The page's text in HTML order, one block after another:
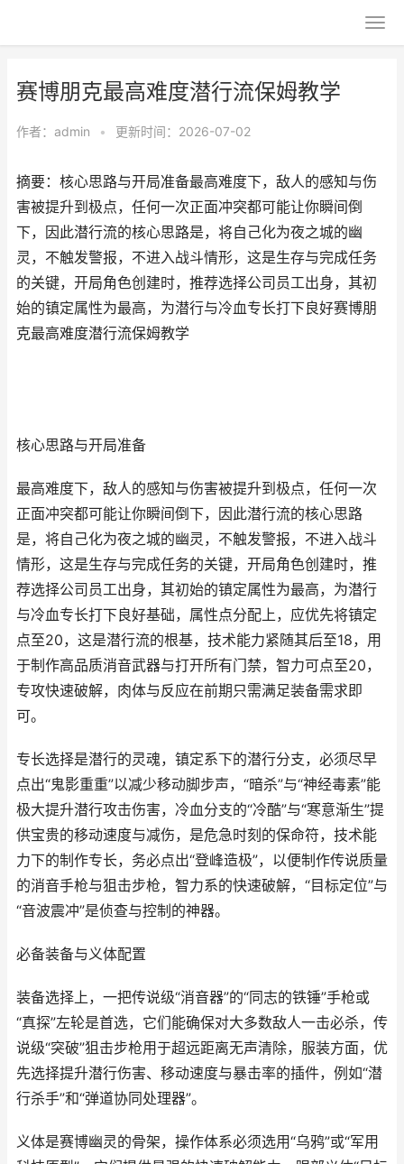
赛博朋克最高难度潜行流保姆教学
作者： admin • 更新时间：2026-07-02
摘要：核心思路与开局准备最高难度下，敌人的感知与伤
害被提升到极点，任何一次正面冲突都可能让你瞬间倒
下，因此潜行流的核心思路是，将自己化为夜之城的幽
灵，不触发警报，不进入战斗情形，这是生存与完成任务
的关键，开局角色创建时，推荐选择公司员工出身，其初
始的镇定属性为最高，为潜行与冷血专长打下良好赛博朋
克最高难度潜行流保姆教学
核心思路与开局准备
最高难度下，敌人的感知与伤害被提升到极点，任何一次
正面冲突都可能让你瞬间倒下，因此潜行流的核心思路
是，将自己化为夜之城的幽灵，不触发警报，不进入战斗
情形，这是生存与完成任务的关键，开局角色创建时，推
荐选择公司员工出身，其初始的镇定属性为最高，为潜行
与冷血专长打下良好基础，属性点分配上，应优先将镇定
点至20，这是潜行流的根基，技术能力紧随其后至18，用
于制作高品质消音武器与打开所有门禁，智力可点至20，
专攻快速破解，肉体与反应在前期只需满足装备需求即
可。
专长选择是潜行的灵魂，镇定系下的潜行分支，必须尽早
点出“鬼影重重”以减少移动脚步声，“暗杀”与“神经毒素”能
极大提升潜行攻击伤害，冷血分支的“冷酷”与“寒意渐生”提
供宝贵的移动速度与减伤，是危急时刻的保命符，技术能
力下的制作专长，务必点出“登峰造极”，以便制作传说质量
的消音手枪与狙击步枪，智力系的快速破解，“目标定位”与
“音波震冲”是侦查与控制的神器。
必备装备与义体配置
装备选择上，一把传说级“消音器”的“同志的铁锤”手枪或
“真探”左轮是首选，它们能确保对大多数敌人一击必杀，传
说级“突破”狙击步枪用于超远距离无声清除，服装方面，优
先选择提升潜行伤害、移动速度与暴击率的插件，例如“潜
行杀手”和“弹道协同处理器”。
义体是赛博幽灵的骨架，操作体系必须选用“乌鸦”或“军用